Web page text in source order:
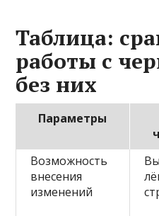
Таблица:
работы с
без них
Параметры
Возможность
внесения
изменений